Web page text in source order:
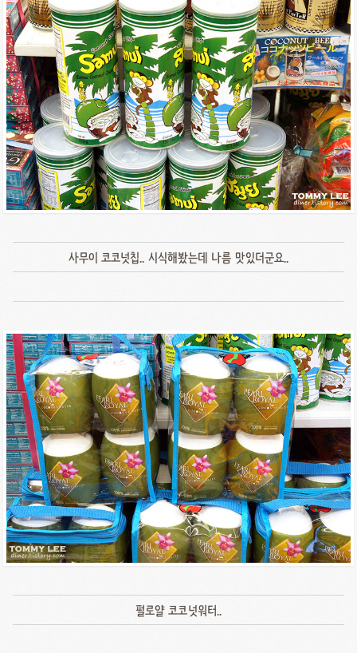
사무이 코코넛칩.. 시식해봤는데 나름 맛있더군요..
펄로얄 코코넛워터..